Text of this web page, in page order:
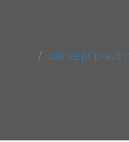
Jak se připravit